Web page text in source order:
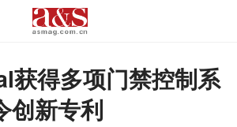
获得多项门禁控制系
创新专利